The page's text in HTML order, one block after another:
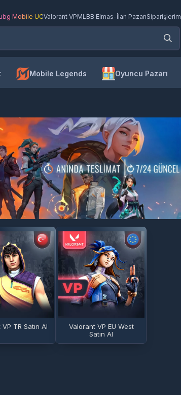
Mobile UCValorant VPMLBB Elmas-İlan PazarıSiparişlerim
Mobile Legends Oyuncu Pazarı
TR Satın Al
Valorant VP EU West
Satın Al